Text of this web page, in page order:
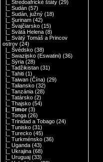
|_ Stredoafrické štáty (29)
|_ Sudán (57)
|_ Sudán, južný (18)
|_ Surinam (42)
|_ Švajčiarsko (15)
|_ Svätá Helena (8)
|_ Svätý Tomáš a Princov
ostrov (24)
|_ Švédsko (38)
|_ Swazijsko (Eswatini) (36)
|_ Sýria (28)
|_ Tadžikistan (31)
|_ Tahiti (1)
|_ Taiwan (Čína) (29)
|_ Taliansko (32)
|_ Tanzánia (28)
|_ Tatársko (2)
|_ Thajsko (54)
|_ Timor(3)
|_ Tonga (26)
|_ Trinidad a Tobago (24)
|_ Tunisko (31)
|_ Turecko (45)
|_ Turkménsko (36)
|_ Uganda (43)
|_ Ukrajina (68)
|_ Uruguaj (33)